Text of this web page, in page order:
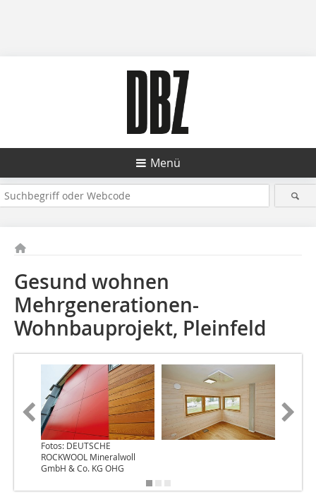
Menü
Gesund wohnen
Mehrgenerationen-
Wohnbauprojekt, Pleinfeld
Fotos: DEUTSCHE
ROCKWOOL Mineralwoll
GmbH & Co. KG OHG